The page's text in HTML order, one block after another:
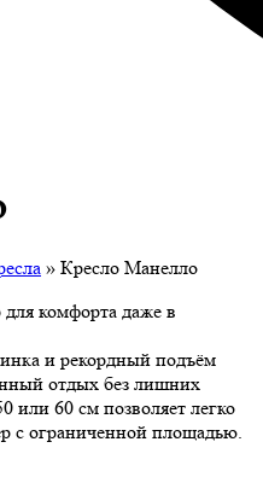
» Кресло Манелло
комфорта даже в
и рекордный подъём
отдых без лишних
или 60 см позволяет легко
с ограниченной площадью.